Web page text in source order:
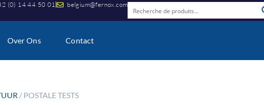
(0) 14 44 50 01 belgium@fernox.com
Over Ons Contact
/ POSTALE TESTS